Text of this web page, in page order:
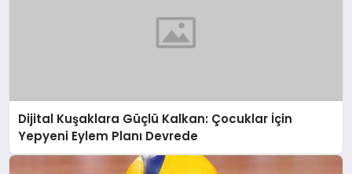
Dijital Kuşaklara Güçlü Kalkan: Çocuklar İçin
Yepyeni Eylem Planı Devrede